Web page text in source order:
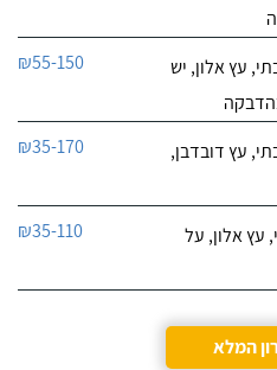
עץ אלון, יש
₪55-150
עץ דובדבן,
₪35-170
אלון, על
₪35-110
המלא